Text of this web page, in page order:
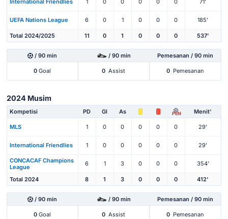
UEFA Nations League 6 0 1 0 0 0 185'
Total 2024/2025 11 0 1 0 0 0 537'
/ 90 min / 90 min Pemesanan / 90 min
0 Goal 0 Assist 0 Pemesanan
2024 Musim
Kompetisi PD Gl As PEN Menit'
MLS 1 0 0 0 0 0 29'
International Friendlies 1 0 0 0 0 0 29'
CONCACAF Champions
League
6 1 3 0 0 0 354'
Total 2024 8 1 3 0 0 0 412'
/ 90 min / 90 min Pemesanan / 90 min
0 Goal 0 Assist 0 Pemesanan